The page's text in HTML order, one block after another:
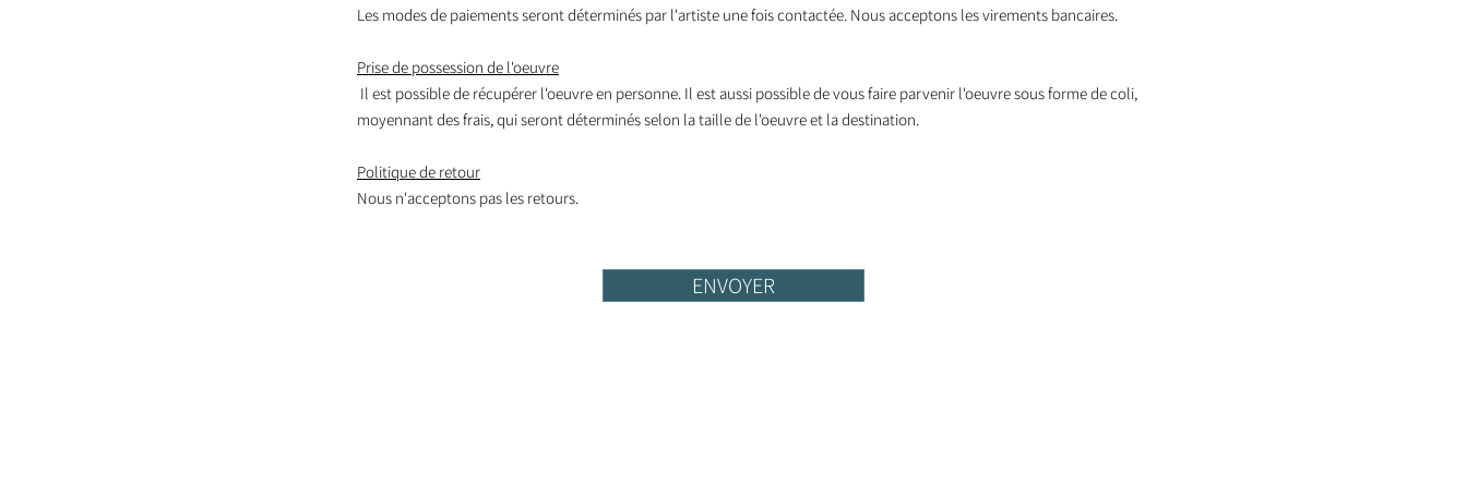
Les modes de paiements seront déterminés par l'artiste une fois contactée. Nous acceptons les virements bancaires.
Prise de possession de l'oeuvre
Il est possible de récupérer l'oeuvre en personne. Il est aussi possible de vous faire parvenir l'oeuvre sous forme de coli,
moyennant des frais, qui seront déterminés selon la taille de l'oeuvre et la destination.
Politique de retour
Nous n'acceptons pas les retours.
ENVOYER